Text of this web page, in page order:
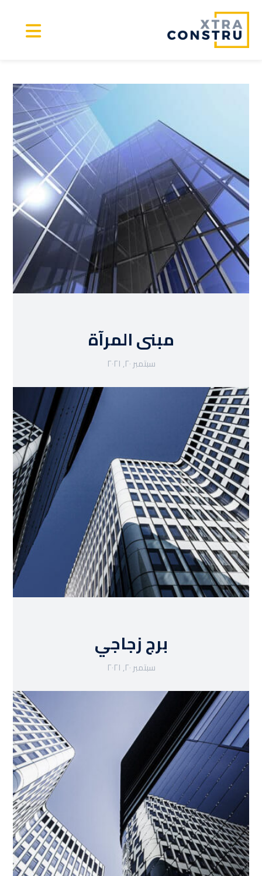
مبنى المرآة
سبتمبر ٢٠, ٢٠٢١
برج زجاجي
سبتمبر ٢٠, ٢٠٢١